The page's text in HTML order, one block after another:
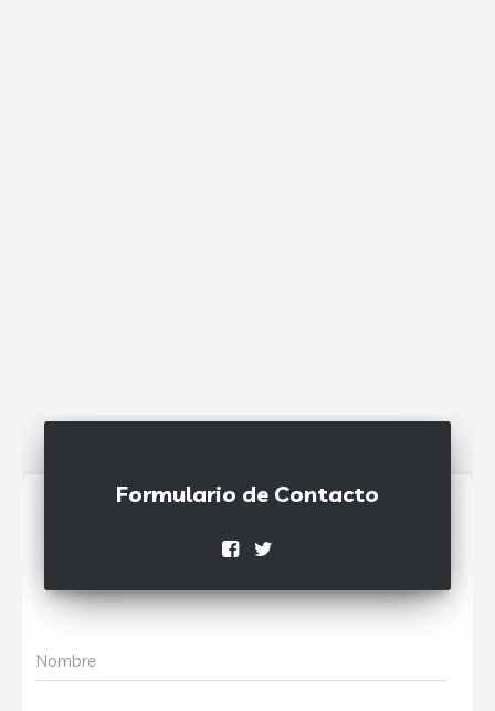
Formulario de Contacto
Nombre